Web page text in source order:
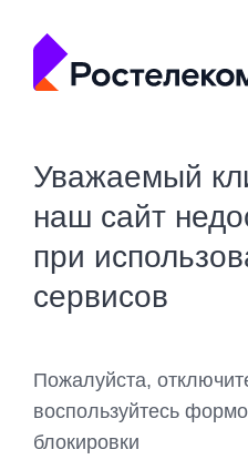
Уважаемый
наш сайт
при
сервисов
Пожалуйста,
воспользуйтесь
блокировки